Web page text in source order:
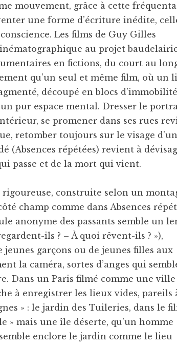
mouvement, grâce à cette
une forme d’écriture inédite,
Les films de Guy Gilles
au projet
en fictions, du court au
qu’un seul et même film, où un
découpé en blocs
pur espace mental. Dresser le
se promener dans ses rues
retomber toujours sur le visage
(Absences répétées) revient à
passe et de la mort qui vient.
construite selon un
champ comme dans Absences
anonyme des passants semble un
ils ? – À quoi rêvent-ils ? »),
garçons ou de jeunes filles aux
la caméra, sortes d’anges qui
Dans un Paris filmé comme une ville
à enregistrer les lieux vides, pareils
» : le jardin des Tuileries, dans le
» mais une île déserte, qu’un homme
enclore le jardin comme le lieu